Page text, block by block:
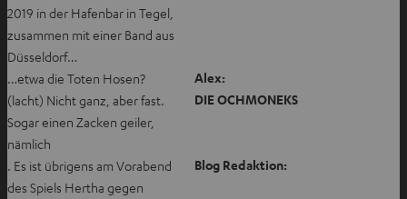
2019 in der Hafenbar in Tegel,
zusammen mit einer Band aus
Düsseldorf…
…etwa die Toten Hosen? Alex:
(lacht) Nicht ganz, aber fast.
Sogar einen Zacken geiler,
nämlich
DIE OCHMONEKS
. Es ist übrigens am Vorabend
des Spiels Hertha gegen
Blog Redaktion: